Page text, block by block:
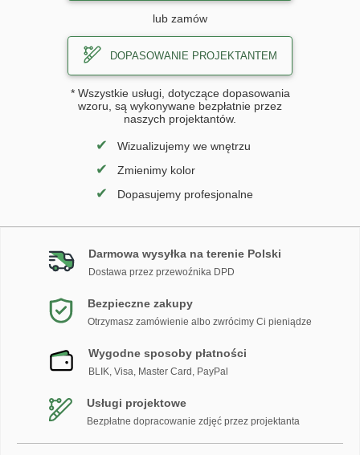
lub zamów
DOPASOWANIE PROJEKTANTEM
* Wszystkie usługi, dotyczące dopasowania
wzoru, są wykonywane bezpłatnie przez
naszych projektantów.
✔ Wizualizujemy we wnętrzu
✔ Zmienimy kolor
✔ Dopasujemy profesjonalne
Darmowa wysyłka na terenie Polski
Dostawa przez przewoźnika DPD
Bezpieczne zakupy
Otrzymasz zamówienie albo zwrócimy Ci pieniądze
Wygodne sposoby płatności
BLIK, Visa, Master Card, PayPal
Usługi projektowe
Bezpłatne dopracowanie zdjęć przez projektanta